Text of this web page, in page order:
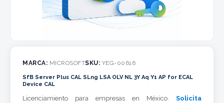
MARCA: MICROSOFTSKU: YEG-00616
SfB Server Plus CAL SLng LSA OLV NL 3Y Aq Y1 AP for ECAL
Device CAL
Licenciamiento para empresas en México. Solicita